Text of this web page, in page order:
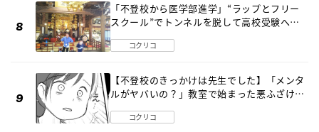
「不登校から医学部進学」“ラップとフリー
スクール”でトンネルを脱して高校受験へ
コクリコ
【不登校のきっかけは先生でした】「メンタ
ルがヤバいの？」教室で始まった悪ふざけ
コクリコ